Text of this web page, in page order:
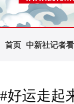
首页 中新社记者
#好运走起